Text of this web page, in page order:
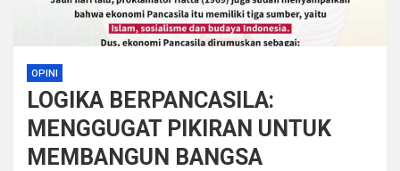
OPINI
LOGIKA BERPANCASILA:
MENGGUGAT PIKIRAN UNTUK
MEMBANGUN BANGSA